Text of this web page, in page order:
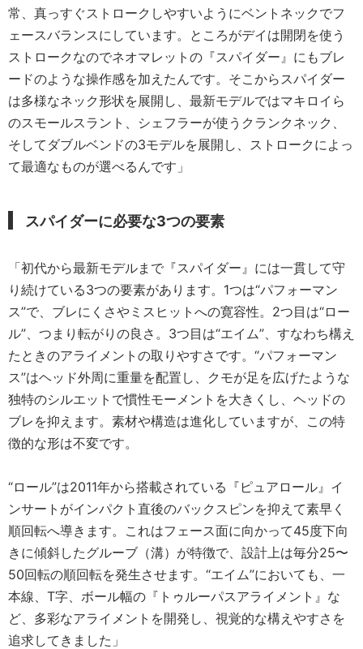
常、真っすぐストロークしやすいようにベントネックでフ
ェースバランスにしています。ところがデイは開閉を使う
ストロークなのでネオマレットの『スパイダー』にもブレ
ードのような操作感を加えたんです。そこからスパイダー
は多様なネック形状を展開し、最新モデルではマキロイら
のスモールスラント、シェフラーが使うクランクネック、
そしてダブルベンドの3モデルを展開し、ストロークによっ
て最適なものが選べるんです」
スパイダーに必要な3つの要素
「初代から最新モデルまで『スパイダー』には一貫して守
り続けている3つの要素があります。1つは“パフォーマン
ス”で、ブレにくさやミスヒットへの寛容性。2つ目は“ロー
ル”、つまり転がりの良さ。3つ目は“エイム”、すなわち構え
たときのアライメントの取りやすさです。“パフォーマン
ス”はヘッド外周に重量を配置し、クモが足を広げたような
独特のシルエットで慣性モーメントを大きくし、ヘッドの
ブレを抑えます。素材や構造は進化していますが、この特
徴的な形は不変です。
“ロール”は2011年から搭載されている『ピュアロール』イ
ンサートがインパクト直後のバックスピンを抑えて素早く
順回転へ導きます。これはフェース面に向かって45度下向
きに傾斜したグルーブ（溝）が特徴で、設計上は毎分25〜
50回転の順回転を発生させます。“エイム”においても、一
本線、T字、ボール幅の『トゥルーパスアライメント』な
ど、多彩なアライメントを開発し、視覚的な構えやすさを
追求してきました」